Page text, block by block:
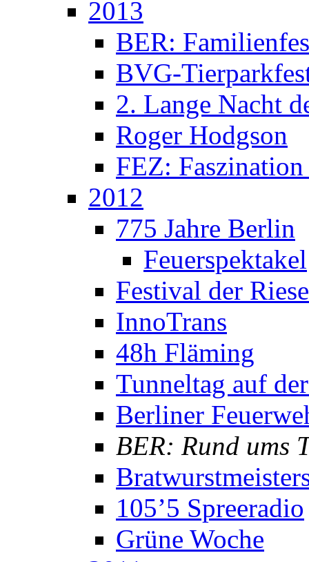
2013
BER:
BVG-
2. Lange Nacht
Roger Hodgson
FEZ:
2012
775 Jahre Berlin
Feuerspektakel
Festival der
InnoTrans
48h Fläming
Tunneltag auf
Berliner
BER: Rund ums
105’5 Spreeradio
Grüne Woche